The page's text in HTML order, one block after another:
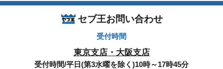
セブ王お問い合わせ
受付時間
東京支店・大阪支店
受付時間/平日(第3水曜を除く)10時～17時45分